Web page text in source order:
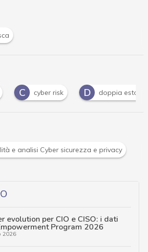
D doppia estorsione I Iot
e privacy R Ransomware
evolution per CIO e CISO: i dati
Program 2026
2026